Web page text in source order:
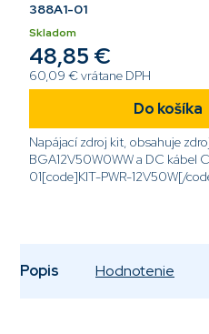
388A1-01
Skladom
60,09 € vrátane DPH
48,85 €
Do košíka
Napájací zdroj kit, obsahuje
BGA12V50W0WW a DC kábel
01[code]KIT-PWR-12V50W[/
Popis Hodnotenie